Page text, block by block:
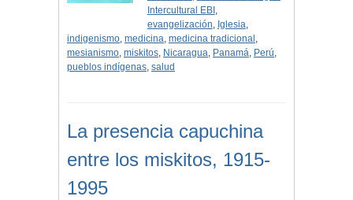
Intercultural EBI ,
evangelización, Iglesia,
indigenismo, medicina, medicina tradicional ,
mesianismo, miskitos, Nicaragua, Panamá, Perú,
pueblos indígenas, salud
La presencia capuchina
entre los miskitos, 1915-
1995